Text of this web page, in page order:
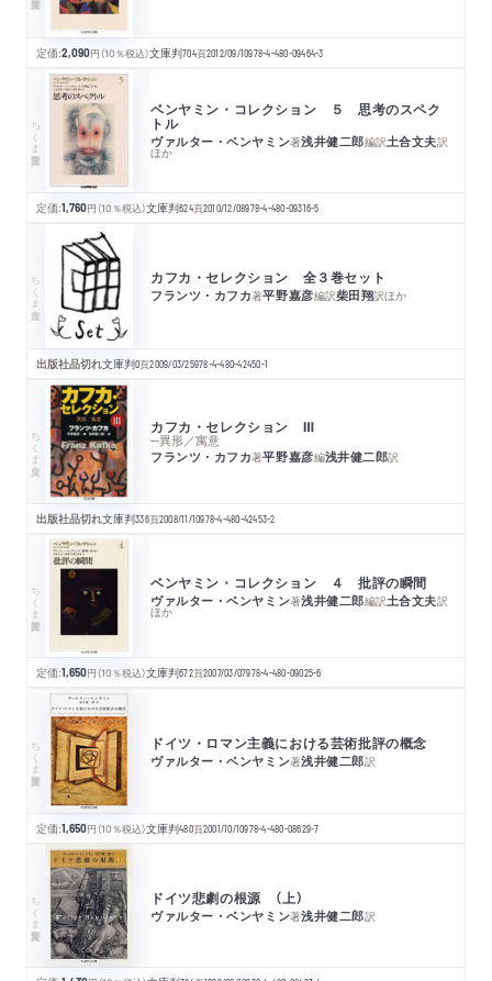
定価:2,090円 （10％税込）文庫判704頁2012/09/10978-4-480-09464-3
ちくま学芸文庫
ベンヤミン・コレクション ５ 思考のスペク
トル
ヴァルター・ベンヤミン著浅井健二郎編訳土合文夫訳
ほか
定価:1,760円 （10％税込）文庫判624頁2010/12/08978-4-480-09316-5
ちくま文庫 カフカ・セレクション 全３巻セット
フランツ・カフカ著平野嘉彦編訳柴田翔訳ほか
出版社品切れ文庫判0頁2009/03/25978-4-480-42450-1
ちくま文庫 カフカ・セレクション Ⅲ
─異形／寓意
フランツ・カフカ著平野嘉彦編浅井健二郎訳
出版社品切れ文庫判336頁2008/11/10978-4-480-42453-2
ちくま学芸文庫 ベンヤミン・コレクション ４ 批評の瞬間
ヴァルター・ベンヤミン著浅井健二郎編訳土合文夫訳
ほか
定価:1,650円 （10％税込）文庫判672頁2007/03/07978-4-480-09025-6
ちくま学芸文庫 ドイツ・ロマン主義における芸術批評の概念
ヴァルター・ベンヤミン著浅井健二郎訳
定価:1,650円 （10％税込）文庫判480頁2001/10/10978-4-480-08629-7
ちくま学芸文庫 ドイツ悲劇の根源 （上）
ヴァルター・ベンヤミン著浅井健二郎訳